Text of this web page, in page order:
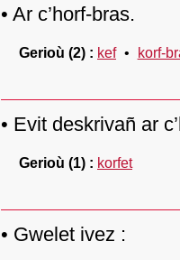
Ar c’horf-bras.
Gerioù (2) kef korf-
Evit deskrivañ ar
Gerioù (1) korfet
Gwelet ivez :